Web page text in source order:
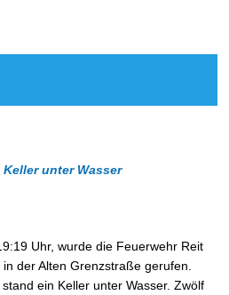
Keller unter Wasser
Uhr, wurde die Feuerwehr Reit
der Alten Grenzstraße gerufen.
ein Keller unter Wasser. Zwölf